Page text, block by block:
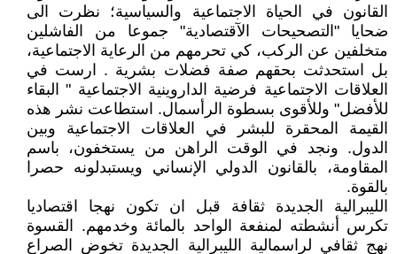
القانون في الحياة الاجتماعية والسياسية؛ نظرت الى
ضحايا "التصحيحات الآقتصادية" جموعا من الفاشلين
متخلفين عن الركب، كي تحرمهم من الرعاية الاجتماعية،
بل استحدثت بحقهم صفة فضلات بشرية . ارست في
العلاقات الاجتماعية فرضية الداروينية الاجتماعية " البقاء
للأفضل" وللأقوى بسطوة الرأسمال. استطاعت نشر هذه
القيمة المحقرة للبشر في العلاقات الاجتماعية وبين
الدول. ونجد في الوقت الراهن من يستخفون، باسم
المقاومة، بالقانون الدولي الإنساني ويستبدلونه حصرا
بالقوة.
الليبرالية الجديدة ثقافة قبل ان تكون نهجا اقتصاديا
تكرس أنشطته لمنفعة الواحد بالمائة وخدمهم. القسوة
نهج ثقافي لراسمالية الليبرالية الجديدة تخوض الصراع